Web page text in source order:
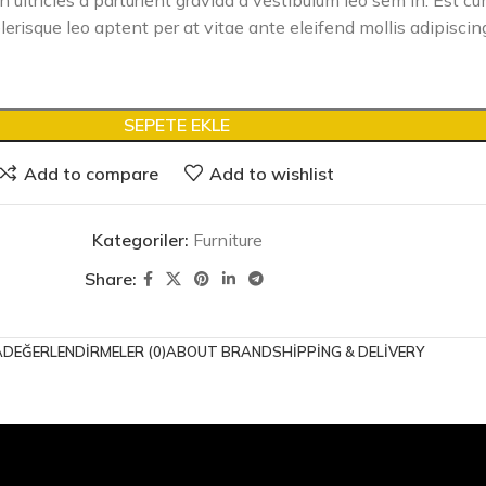
leo aptent per at vitae ante eleifend mollis
SEPETE EKLE
Add to compare Add to wishlist
Kategoriler: Furniture
Share:
DEĞERLENDIRMELER (0)ABOUT BRANDSHIPPING & DELIVERY